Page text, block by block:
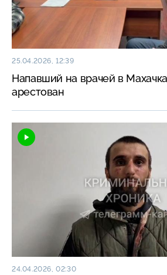
25.04.2026, 12:39
Напавший на врачей в
арестован
24.04.2026, 02:30